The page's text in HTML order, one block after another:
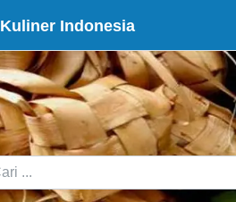
Kuliner Indonesia